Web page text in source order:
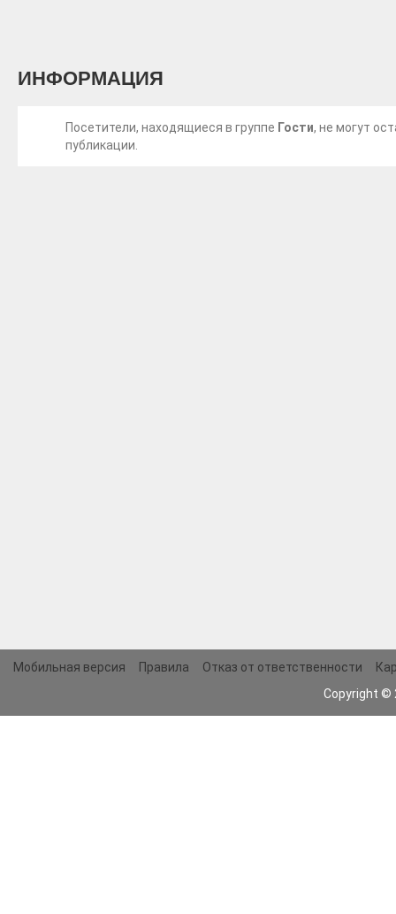
ИНФОРМАЦИЯ
Посетители, находящиеся в группе Гости, не могут
публикации.
Мобильная версия Правила Отказ от ответственности
Copyright ©